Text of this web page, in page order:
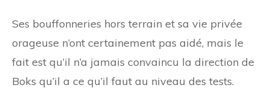
Ses bouffonneries hors terrain et sa vie privée
orageuse n’ont certainement pas aidé, mais le
fait est qu’il n’a jamais convaincu la direction de
Boks qu’il a ce qu’il faut au niveau des tests.